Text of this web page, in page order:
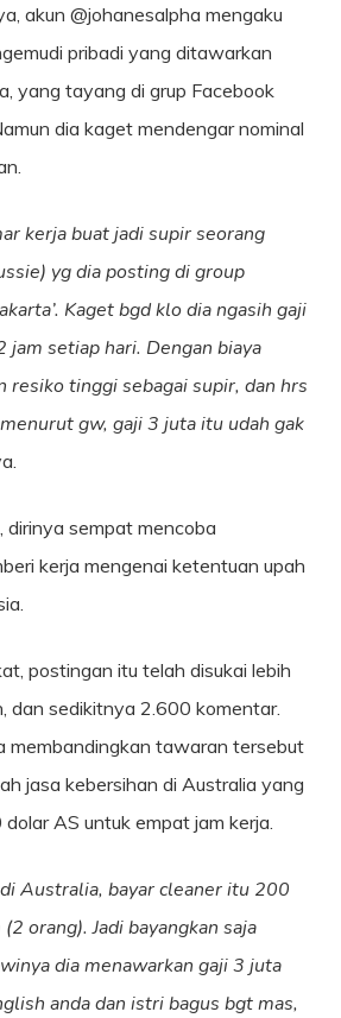
akun @johanesalpha mengaku
pribadi yang ditawarkan
yang tayang di grup Facebook
dia kaget mendengar nominal
kerja buat jadi supir seorang
yg dia posting di group
Kaget bgd klo dia ngasih gaji
jam setiap hari. Dengan biaya
resiko tinggi sebagai supir, dan hrs
gw, gaji 3 juta itu udah gak
dirinya sempat mencoba
kerja mengenai ketentuan upah
postingan itu telah disukai lebih
dan sedikitnya 2.600 komentar.
membandingkan tawaran tersebut
jasa kebersihan di Australia yang
AS untuk empat jam kerja.
Australia, bayar cleaner itu 200
orang). Jadi bayangkan saja
dia menawarkan gaji 3 juta
anda dan istri bagus bgt mas,